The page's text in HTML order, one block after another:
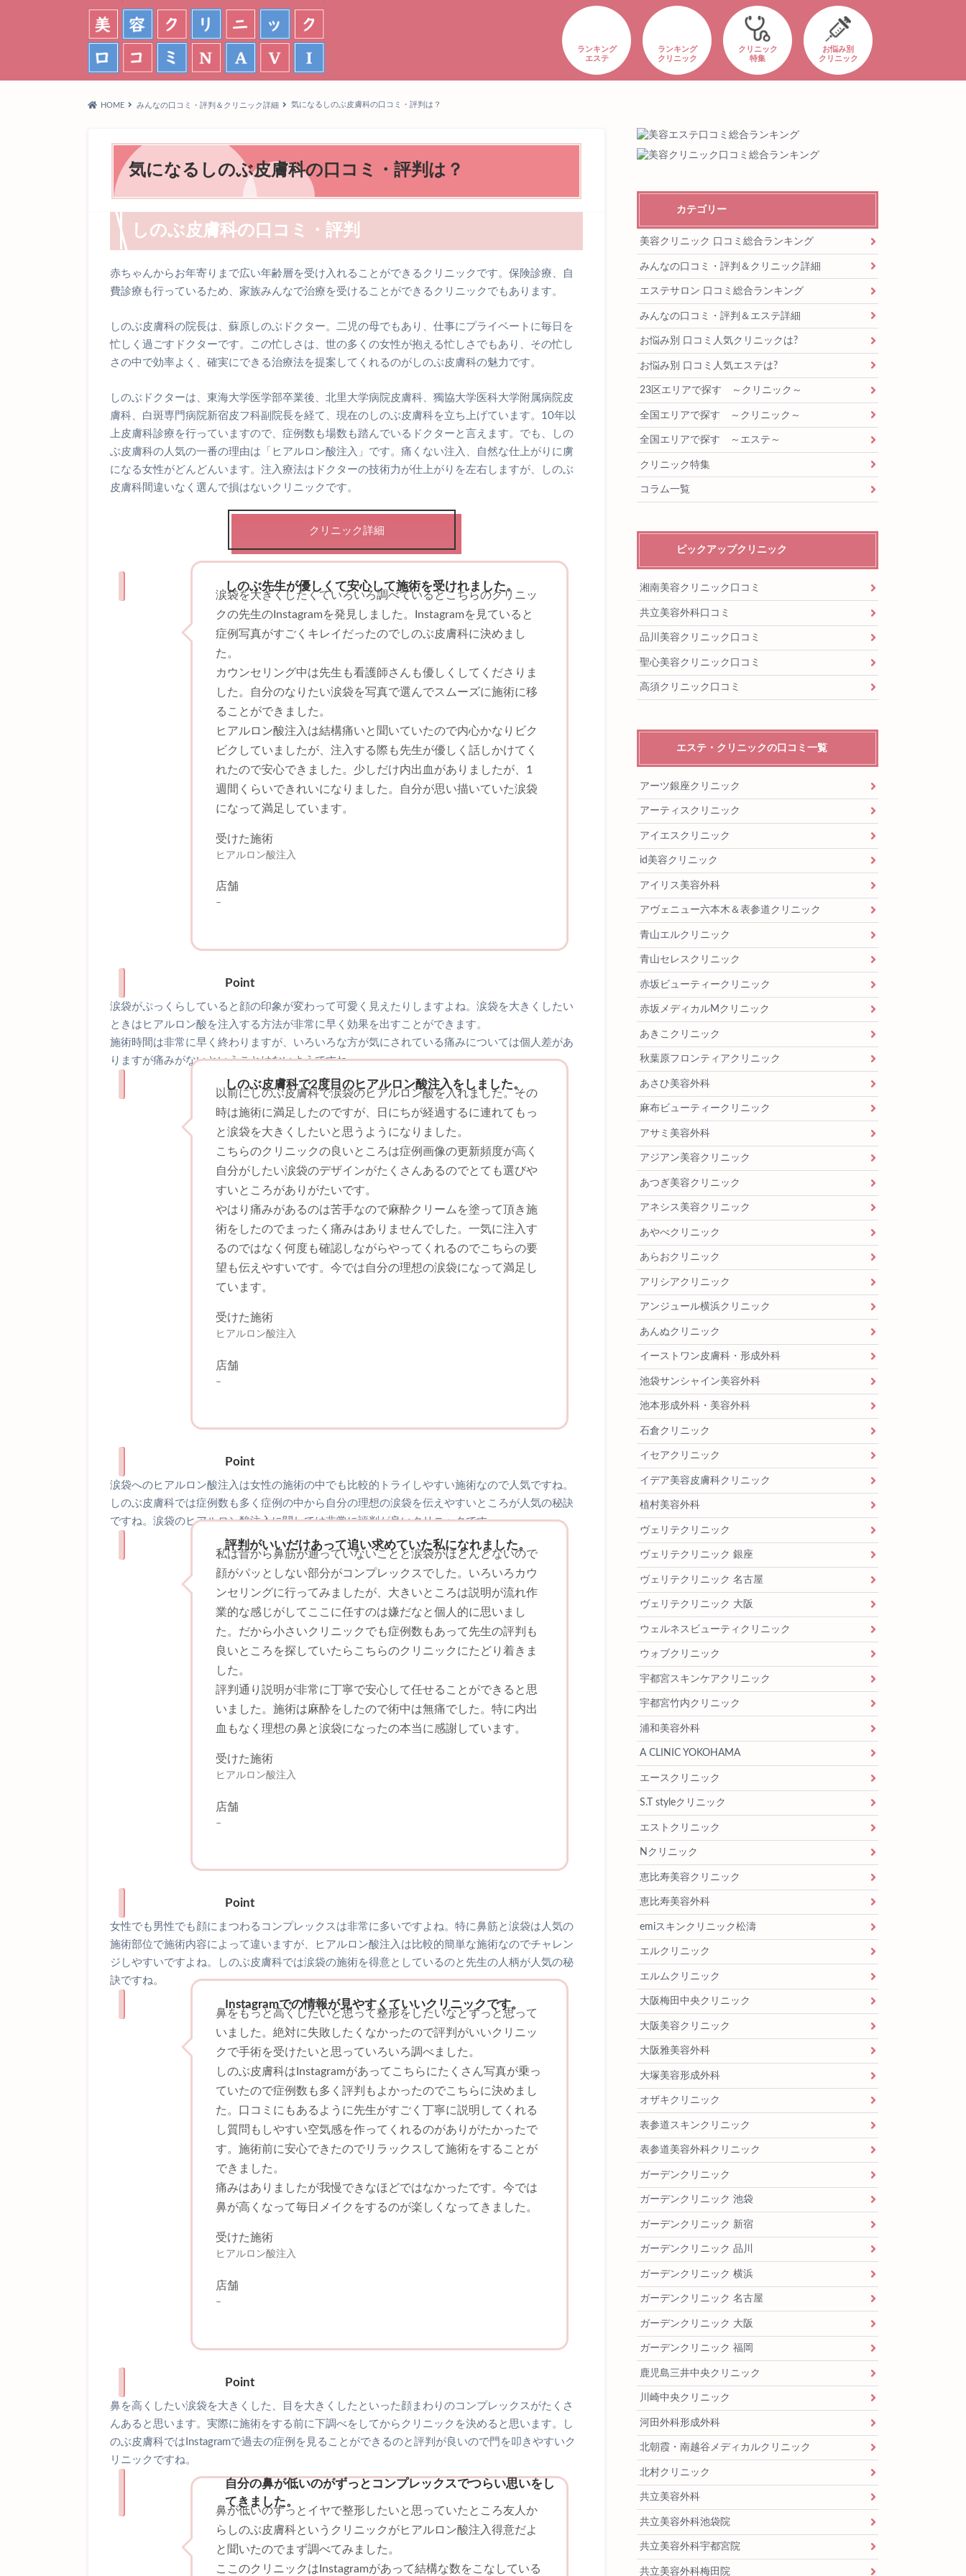
ランキング
エステ
ランキング
クリニック
クリニック
特集
お悩み別
クリニック
HOME みんなの口コミ・評判＆クリニック詳細 気になるしのぶ皮膚科の口コミ・評判は？
気になるしのぶ皮膚科の口コミ・評判は？
しのぶ皮膚科の口コミ・評判
赤ちゃんからお年寄りまで広い年齢層を受け入れることができるクリニックです。保険診療、自
費診療も行っているため、家族みんなで治療を受けることができるクリニックでもあります。
しのぶ皮膚科の院長は、蘇原しのぶドクター。二児の母でもあり、仕事にプライベートに毎日を
忙しく過ごすドクターです。この忙しさは、世の多くの女性が抱える忙しさでもあり、その忙し
さの中で効率よく、確実にできる治療法を提案してくれるのがしのぶ皮膚科の魅力です。
しのぶドクターは、東海大学医学部卒業後、北里大学病院皮膚科、獨協大学医科大学附属病院皮
膚科、白斑専門病院新宿皮フ科副院長を経て、現在のしのぶ皮膚科を立ち上げています。10年以
上皮膚科診療を行っていますので、症例数も場数も踏んでいるドクターと言えます。でも、しの
ぶ皮膚科の人気の一番の理由は「ヒアルロン酸注入」です。痛くない注入、自然な仕上がりに虜
になる女性がどんどんいます。注入療法はドクターの技術力が仕上がりを左右しますが、しのぶ
皮膚科間違いなく選んで損はないクリニックです。
クリニック詳細
しのぶ先生が優しくて安心して施術を受けれました。
涙袋を大きくしたくていろいろ調べているとこちらのクリニッ
クの先生のInstagramを発見しました。Instagramを見ていると
症例写真がすごくキレイだったのでしのぶ皮膚科に決めまし
た。
カウンセリング中は先生も看護師さんも優しくしてくださりま
した。自分のなりたい涙袋を写真で選んでスムーズに施術に移
ることができました。
ヒアルロン酸注入は結構痛いと聞いていたので内心かなりビク
ビクしていましたが、注入する際も先生が優しく話しかけてく
れたので安心できました。少しだけ内出血がありましたが、1
週間くらいできれいになりました。自分が思い描いていた涙袋
になって満足しています。
受けた施術
ヒアルロン酸注入
店舗
–
Point
涙袋がぷっくらしていると顔の印象が変わって可愛く見えたりしますよね。涙袋を大きくしたい
ときはヒアルロン酸を注入する方法が非常に早く効果を出すことができます。
施術時間は非常に早く終わりますが、いろいろな方が気にされている痛みについては個人差があ
りますが痛みがないということはないようですね。
しのぶ皮膚科で2度目のヒアルロン酸注入をしました。
以前にしのぶ皮膚科で涙袋のヒアルロン酸を入れました。その
時は施術に満足したのですが、日にちが経過するに連れてもっ
と涙袋を大きくしたいと思うようになりました。
こちらのクリニックの良いところは症例画像の更新頻度が高く
自分がしたい涙袋のデザインがたくさんあるのでとても選びや
すいところがありがたいです。
やはり痛みがあるのは苦手なので麻酔クリームを塗って頂き施
術をしたのでまったく痛みはありませんでした。一気に注入す
るのではなく何度も確認しながらやってくれるのでこちらの要
望も伝えやすいです。今では自分の理想の涙袋になって満足し
ています。
受けた施術
ヒアルロン酸注入
店舗
–
Point
涙袋へのヒアルロン酸注入は女性の施術の中でも比較的トライしやすい施術なので人気ですね。
しのぶ皮膚科では症例数も多く症例の中から自分の理想の涙袋を伝えやすいところが人気の秘訣
ですね。涙袋のヒアルロン酸注入に関しては非常に評判が良いクリニックです。
評判がいいだけあって追い求めていた私になれました。
私は昔から鼻筋が通っていないことと涙袋がほとんどないので
顔がパッとしない部分がコンプレックスでした。いろいろカウ
ンセリングに行ってみましたが、大きいところは説明が流れ作
業的な感じがしてここに任すのは嫌だなと個人的に思いまし
た。だから小さいクリニックでも症例数もあって先生の評判も
良いところを探していたらこちらのクリニックにたどり着きま
した。
評判通り説明が非常に丁寧で安心して任せることができると思
いました。施術は麻酔をしたので術中は無痛でした。特に内出
血もなく理想の鼻と涙袋になったの本当に感謝しています。
受けた施術
ヒアルロン酸注入
店舗
–
Point
女性でも男性でも顔にまつわるコンプレックスは非常に多いですよね。特に鼻筋と涙袋は人気の
施術部位で施術内容によって違いますが、ヒアルロン酸注入は比較的簡単な施術なのでチャレン
ジしやすいですよね。しのぶ皮膚科では涙袋の施術を得意としているのと先生の人柄が人気の秘
訣ですね。
Instagramでの情報が見やすくていいクリニックです。
鼻をもっと高くしたいと思って整形をしたいなとずっと思って
いました。絶対に失敗したくなかったので評判がいいクリニッ
クで手術を受けたいと思っていろいろ調べました。
しのぶ皮膚科はInstagramがあってこちらにたくさん写真が乗っ
ていたので症例数も多く評判もよかったのでこちらに決めまし
た。口コミにもあるように先生がすごく丁寧に説明してくれる
し質問もしやすい空気感を作ってくれるのがありがたかったで
す。施術前に安心できたのでリラックスして施術をすることが
できました。
痛みはありましたが我慢できなほどではなかったです。今では
鼻が高くなって毎日メイクをするのが楽しくなってきました。
受けた施術
ヒアルロン酸注入
店舗
–
Point
鼻を高くしたい涙袋を大きくした、目を大きくしたといった顔まわりのコンプレックスがたくさ
んあると思います。実際に施術をする前に下調べをしてからクリニックを決めると思います。し
のぶ皮膚科ではInstagramで過去の症例を見ることができるのと評判が良いので門を叩きやすいク
リニックですね。
自分の鼻が低いのがずっとコンプレックスでつらい思いをし
てきました。
鼻が低いのずっとイヤで整形したいと思っていたところ友人か
らしのぶ皮膚科というクリニックがヒアルロン酸注入得意だよ
と聞いたのでまず調べてみました。
ここのクリニックはInstagramがあって結構な数をこなしている
カテゴリー
美容クリニック 口コミ総合ランキング
みんなの口コミ・評判＆クリニック詳細
エステサロン 口コミ総合ランキング
みんなの口コミ・評判＆エステ詳細
お悩み別 口コミ人気クリニックは?
お悩み別 口コミ人気エステは?
23区エリアで探す ～クリニック～
全国エリアで探す ～クリニック～
全国エリアで探す ～エステ～
クリニック特集
コラム一覧
ピックアップクリニック
湘南美容クリニック口コミ
共立美容外科口コミ
品川美容クリニック口コミ
聖心美容クリニック口コミ
高須クリニック口コミ
エステ・クリニックの口コミ一覧
アーツ銀座クリニック
アーティスクリニック
アイエスクリニック
id美容クリニック
アイリス美容外科
アヴェニュー六本木＆表参道クリニック
青山エルクリニック
青山セレスクリニック
赤坂ビューティークリニック
赤坂メディカルMクリニック
あきこクリニック
秋葉原フロンティアクリニック
あさひ美容外科
麻布ビューティークリニック
アサミ美容外科
アジアン美容クリニック
あつぎ美容クリニック
アネシス美容クリニック
あやべクリニック
あらおクリニック
アリシアクリニック
アンジュール横浜クリニック
あんぬクリニック
イーストワン皮膚科・形成外科
池袋サンシャイン美容外科
池本形成外科・美容外科
石倉クリニック
イセアクリニック
イデア美容皮膚科クリニック
植村美容外科
ヴェリテクリニック
ヴェリテクリニック 銀座
ヴェリテクリニック 名古屋
ヴェリテクリニック 大阪
ウェルネスビューティクリニック
ウォブクリニック
宇都宮スキンケアクリニック
宇都宮竹内クリニック
浦和美容外科
A CLINIC YOKOHAMA
エースクリニック
S.T styleクリニック
エストクリニック
Nクリニック
恵比寿美容クリニック
恵比寿美容外科
emiスキンクリニック松濤
エルクリニック
エルムクリニック
大阪梅田中央クリニック
大阪美容クリニック
大阪雅美容外科
大塚美容形成外科
オザキクリニック
表参道スキンクリニック
表参道美容外科クリニック
ガーデンクリニック
ガーデンクリニック 池袋
ガーデンクリニック 新宿
ガーデンクリニック 品川
ガーデンクリニック 横浜
ガーデンクリニック 名古屋
ガーデンクリニック 大阪
ガーデンクリニック 福岡
鹿児島三井中央クリニック
川崎中央クリニック
河田外科形成外科
北朝霞・南越谷メディカルクリニック
北村クリニック
共立美容外科
共立美容外科池袋院
共立美容外科宇都宮院
共立美容外科梅田院